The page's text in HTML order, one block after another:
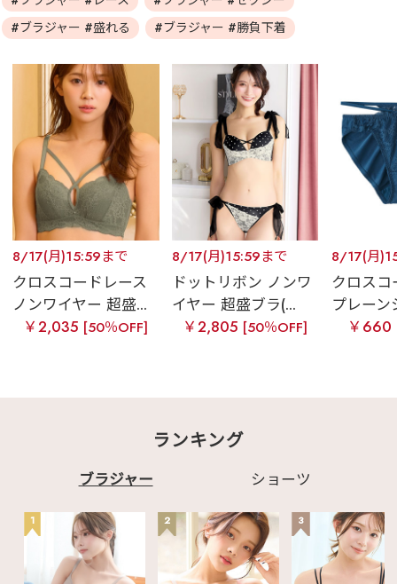
#ブラジャー #盛れる
#ブラジャー #勝負下着
8/17(月)15:59まで
クロスコードレース
ノンワイヤー 超盛...
￥2,035 [50％OFF]
8/17(月)15:59まで
ドットリボン ノンワ
イヤー 超盛ブラ(...
￥2,805 [50％OFF]
8/17(月
クロスコ
プレーン
￥660
ランキング
ブラジャー ショーツ
1 2 3